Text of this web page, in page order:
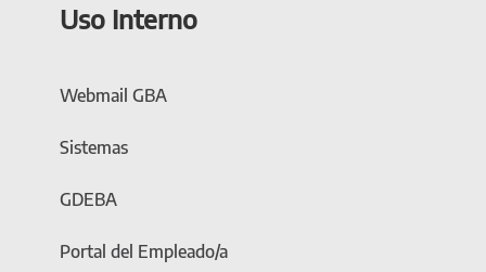
Uso Interno
Webmail GBA
Sistemas
GDEBA
Portal del Empleado/a